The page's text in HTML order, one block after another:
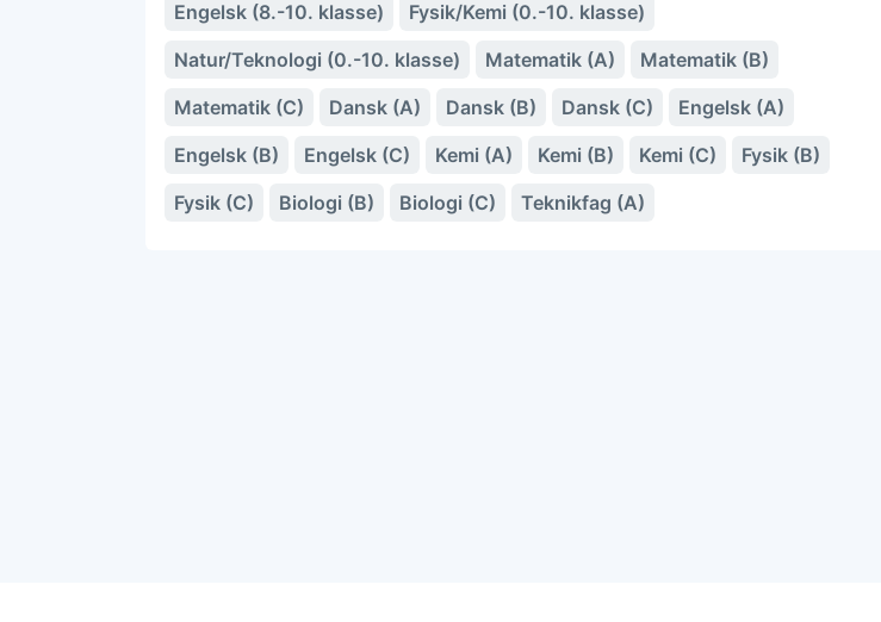
Engelsk (8.-10. klasse)
Fysik/Kemi (0.-10. klasse)
Natur/Teknologi (0.-10. klasse)
Matematik (A)
Matematik (B)
Matematik (C)
Dansk (A) Dansk (B) Dansk (C)
Engelsk (A)
Engelsk (B)
Engelsk (C) Kemi (A) Kemi (B) Kemi (C)
Fysik (B)
Fysik (C)
Biologi (B) Biologi (C) Teknikfag (A)